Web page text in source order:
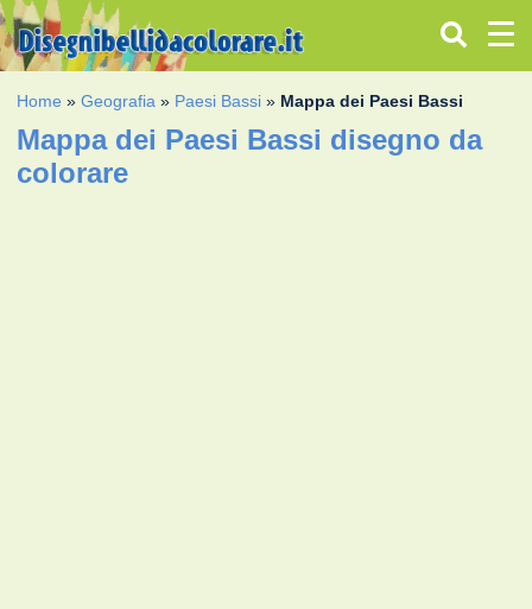
Home »Geografia » Paesi Bassi » Mappa dei Paesi Bassi
Mappa dei Paesi Bassi disegno da
colorare